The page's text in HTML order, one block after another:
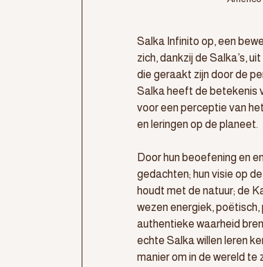
Salka Infinito op, een
zich, dankzij de Salka’s,
die geraakt zijn door de
Salka heeft de betekenis
voor een perceptie van
en leringen op de planeet.
Door hun beoefening en
gedachten; hun visie op
houdt met de natuur; de
wezen energiek, poëtisch,
authentieke waarheid
echte Salka willen leren
manier om in de wereld te